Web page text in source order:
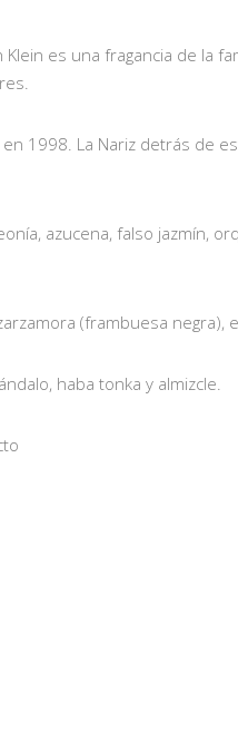
es una fragancia de la
1998. La Nariz detrás de
azucena, falso jazmín,
(frambuesa negra),
haba tonka y almizcle.